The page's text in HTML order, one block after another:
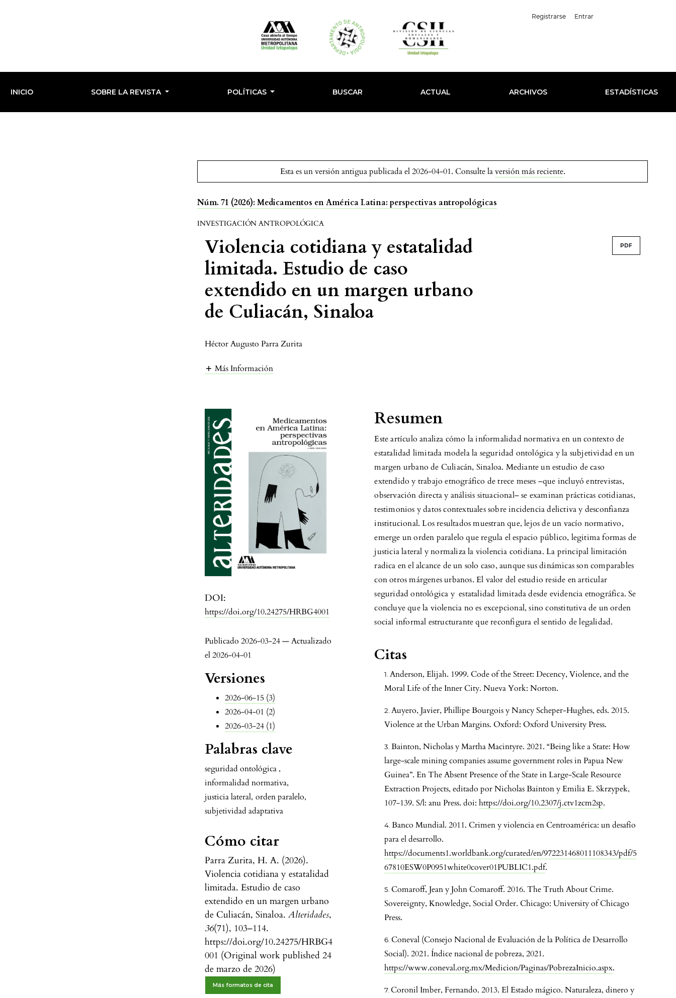
Registrarse Entrar
INICIO SOBRE LA REVISTA POLÍTICAS BUSCAR ACTUAL ARCHIVOS ESTADÍSTICAS
Esta es un versión antigua publicada el 2026-04-01. Consulte laversión más reciente.
Núm. 71 (2026): Medicamentos en América Latina: perspectivas antropológicas
INVESTIGACIÓN ANTROPOLÓGICA
Violencia cotidiana y estatalidad
limitada. Estudio de caso
extendido en un margen urbano
de Culiacán, Sinaloa
PDF
Héctor Augusto Parra Zurita
Más Información
DOI:
https://doi.org/10.24275/HRBG4001
Publicado 2026-03-24 — Actualizado
el 2026-04-01
Versiones
2026-06-15 (3)
2026-04-01 (2)
2026-03-24 (1)
Palabras clave
seguridad ontológica ,
informalidad normativa,
justicia lateral, orden paralelo,
subjetividad adaptativa
Cómo citar
Parra Zurita, H. A. (2026).
Violencia cotidiana y estatalidad
limitada. Estudio de caso
extendido en un margen urbano
de Culiacán, Sinaloa. Alteridades,
36(71), 103–114.
https://doi.org/10.24275/HRBG4
001 (Original work published 24
de marzo de 2026)
Más formatos de cita
Resumen
Este artículo analiza cómo la informalidad normativa en un contexto de
estatalidad limitada modela la seguridad ontológica y la subjetividad en un
margen urbano de Culiacán, Sinaloa. Mediante un estudio de caso
extendido y trabajo etnográfico de trece meses –que incluyó entrevistas,
observación directa y análisis situacional– se examinan prácticas cotidianas,
testimonios y datos contextuales sobre incidencia delictiva y desconfianza
institucional. Los resultados muestran que, lejos de un vacío normativo,
emerge un orden paralelo que regula el espacio público, legitima formas de
justicia lateral y normaliza la violencia cotidiana. La principal limitación
radica en el alcance de un solo caso, aunque sus dinámicas son comparables
con otros márgenes urbanos. El valor del estudio reside en articular
seguridad ontológica y estatalidad limitada desde evidencia etnográfica. Se
concluye que la violencia no es excepcional, sino constitutiva de un orden
social informal estructurante que reconfigura el sentido de legalidad.
Citas
Anderson, Elijah. 1999. Code of the Street: Decency, Violence, and the
Moral Life of the Inner City. Nueva York: Norton.
Auyero, Javier, Phillipe Bourgois y Nancy Scheper-Hughes, eds. 2015.
Violence at the Urban Margins. Oxford: Oxford University Press.
Bainton, Nicholas y Martha Macintyre. 2021. “Being like a State: How
large-scale mining companies assume government roles in Papua New
Guinea”. En The Absent Presence of the State in Large-Scale Resource
Extraction Projects, editado por Nicholas Bainton y Emilia E. Skrzypek,
107-139. S/l: anu Press. doi:https://doi.org/10.2307/j.ctv1zcm2sp.
Banco Mundial. 2011. Crimen y violencia en Centroamérica: un desafío
para el desarrollo.
https://documents1.worldbank.org/curated/en/972231468011108343/pdf/5
67810ESW0P0951white0cover01PUBLIC1.pdf.
Comaroff, Jean y John Comaroff. 2016. The Truth About Crime.
Sovereignty, Knowledge, Social Order. Chicago: University of Chicago
Press.
Coneval (Consejo Nacional de Evaluación de la Política de Desarrollo
Social). 2021. Índice nacional de pobreza, 2021.
https://www.coneval.org.mx/Medicion/Paginas/PobrezaInicio.aspx.
Coronil Imber, Fernando. 2013. El Estado mágico. Naturaleza, dinero y